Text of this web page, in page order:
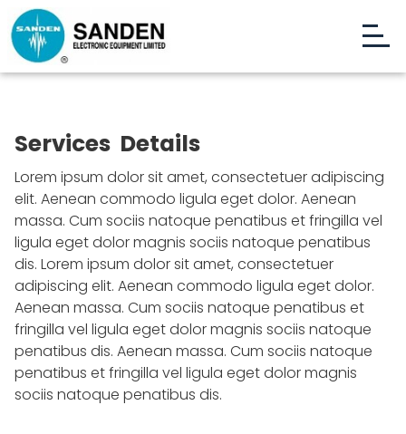
Services Details
Lorem ipsum dolor sit amet, consectetuer adipiscing
elit. Aenean commodo ligula eget dolor. Aenean
massa. Cum sociis natoque penatibus et fringilla vel
ligula eget dolor magnis sociis natoque penatibus
dis. Lorem ipsum dolor sit amet, consectetuer
adipiscing elit. Aenean commodo ligula eget dolor.
Aenean massa. Cum sociis natoque penatibus et
fringilla vel ligula eget dolor magnis sociis natoque
penatibus dis. Aenean massa. Cum sociis natoque
penatibus et fringilla vel ligula eget dolor magnis
sociis natoque penatibus dis.